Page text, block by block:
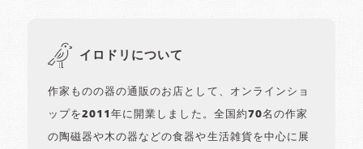
イロドリについて
作家ものの器の通販のお店として、オンラインショ
ップを2011年に開業しました。全国約70名の作家
の陶磁器や木の器などの食器や生活雑貨を中心に展